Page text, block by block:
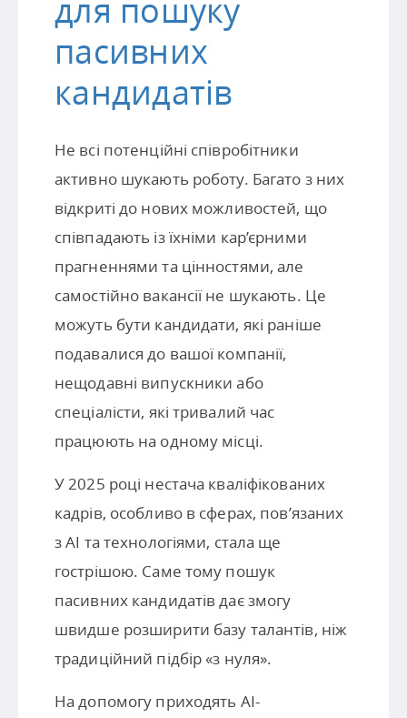
для пошуку
пасивних
кандидатів
Не всі потенційні співробітники
активно шукають роботу. Багато з них
відкриті до нових можливостей, що
співпадають із їхніми кар’єрними
прагненнями та цінностями, але
самостійно вакансії не шукають. Це
можуть бути кандидати, які раніше
подавалися до вашої компанії,
нещодавні випускники або
спеціалісти, які тривалий час
працюють на одному місці.
У 2025 році нестача кваліфікованих
кадрів, особливо в сферах, пов’язаних
з AI та технологіями, стала ще
гострішою. Саме тому пошук
пасивних кандидатів дає змогу
швидше розширити базу талантів, ніж
традиційний підбір «з нуля».
На допомогу приходять AI-